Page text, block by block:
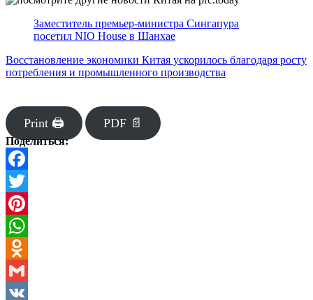
Заместитель премьер-министра Сингапура
посетил NIO House в Шанхае
Восстановление экономики Китая ускорилось благодаря росту
потребления и промышленного производства
Print 🖨 PDF 📄
Поделиться:
Facebook
Twitter
Pinterest
WhatsApp
Odnoklassniki
Gmail